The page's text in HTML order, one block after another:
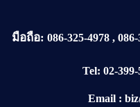
มือถือ: 086-325-4978, 086-
Tel: 02-399-
Email :